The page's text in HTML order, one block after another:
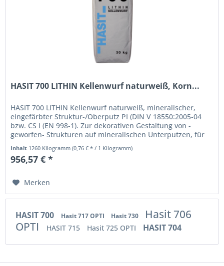
HASIT 700 LITHIN Kellenwurf naturweiß, Korn...
HASIT 700 LITHIN Kellenwurf naturweiß, mineralischer,
eingefärbter Struktur-/Oberputz PI (DIN V 18550:2005-04
bzw. CS I (EN 998-1). Zur dekorativen Gestaltung von -
geworfen- Strukturen auf mineralischen Unterputzen, für
Außen- und Innen....
Inhalt 1260 Kilogramm(0,76 € * / 1 Kilogramm)
956,57 € *
Merken
HASIT 700 Hasit 717 OPTI Hasit 730
Hasit 706
OPTI
HASIT 715 Hasit 725 OPTI HASIT 704